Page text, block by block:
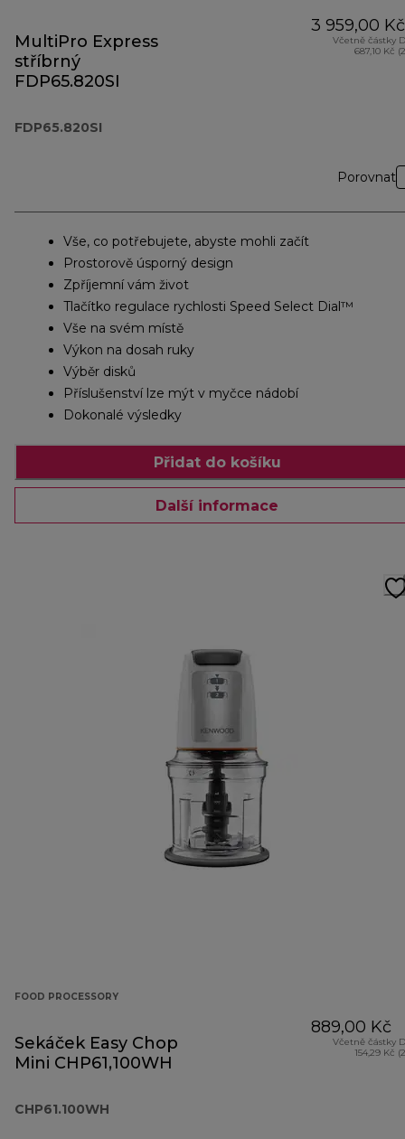
MultiPro Express
stříbrný
FDP65.820SI
FDP65.820SI
3 959,00 Kč
Včetně částky
687,10 Kč
Porovnat
Vše, co potřebujete, abyste mohli začít
Prostorově úsporný design
Zpříjemní vám život
Tlačítko regulace rychlosti Speed Select Dial™
Vše na svém místě
Výkon na dosah ruky
Výběr disků
Příslušenství lze mýt v myčce nádobí
Dokonalé výsledky
Přidat do košíku
Další informace
FOOD PROCESSORY
Sekáček Easy Chop
Mini CHP61,100WH
CHP61.100WH
889,00 Kč
Včetně částky
154,29 Kč